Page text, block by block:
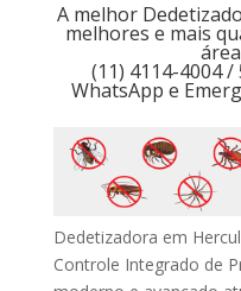
A melhor
melhores e mais
(11) 4114-4004
WhatsApp e
Dedetizadora em
Controle Integrado de